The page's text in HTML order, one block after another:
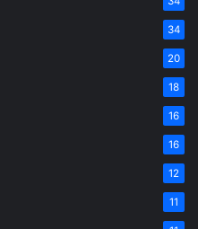
34
20
18
16
16
12
11